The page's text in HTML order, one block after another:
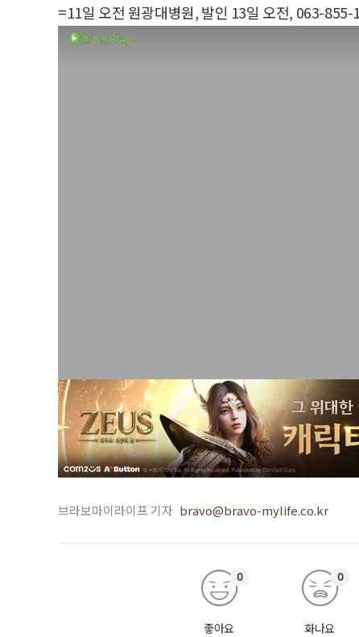
=11일 오전 원광대병원, 발인 13일 오전, 063-855-
브라보마이라이프 기자 bravo@bravo-mylife.co.kr
좋아요
0
화나요
0